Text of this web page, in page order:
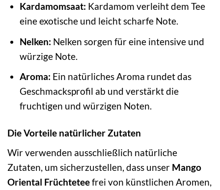
Kardamomsaat: Kardamom verleiht dem Tee
eine exotische und leicht scharfe Note.
Nelken: Nelken sorgen für eine intensive und
würzige Note.
Aroma: Ein natürliches Aroma rundet das
Geschmacksprofil ab und verstärkt die
fruchtigen und würzigen Noten.
Die Vorteile natürlicher Zutaten
Wir verwenden ausschließlich natürliche
Zutaten, um sicherzustellen, dass unser Mango
Oriental Früchteteefrei von künstlichen Aromen,